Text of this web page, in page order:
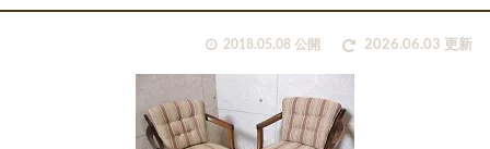
2018.05.08 公開 2026.06.03 更新